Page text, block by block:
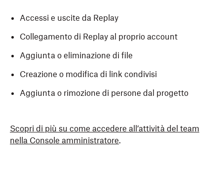
Accessi e uscite da Replay
Collegamento di Replay al proprio account
Aggiunta o eliminazione di file
Creazione o modifica di link condivisi
Aggiunta o rimozione di persone dal progetto
Scopri di più su come accedere all’attività del team
nella Console amministratore.